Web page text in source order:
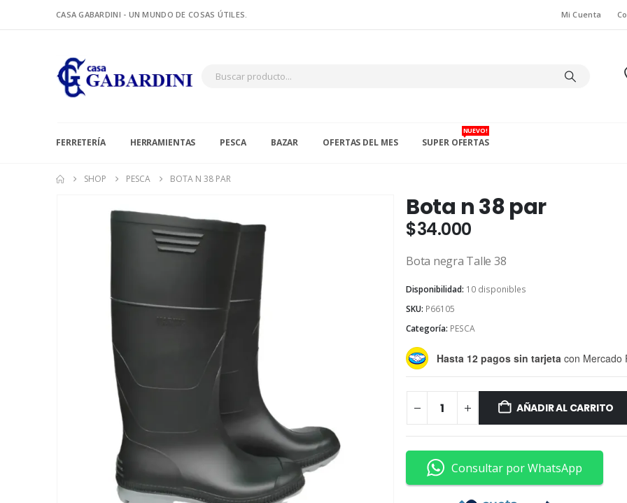
CASA GABARDINI - UN MUNDO DE COSAS ÚTILES. Mi Cuenta
FERRETERÍA HERRAMIENTAS PESCA BAZAR OFERTAS DEL MES SUPER OFERTAS
NUEVO!
SHOP PESCA BOTA N 38 PAR
Bota n 38 par
$34.000
Bota negra Talle 38
Disponibilidad: 10 disponibles
SKU: P66105
Categoría: PESCA
Hasta 12 pagos sin tarjeta con Mercado
AÑADIR AL CARRITO
Consultar por WhatsApp